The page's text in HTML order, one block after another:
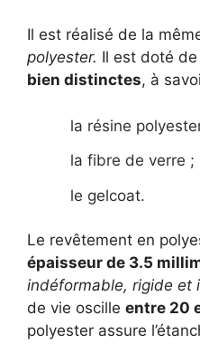
Il est réalisé de la
polyester. Il est doté de
bien distinctes, à
la résine
la fibre de verre ;
le gelcoat.
Le revêtement en
épaisseur de 3.5
indéformable, rigide et
de vie oscille entre 20
polyester assure